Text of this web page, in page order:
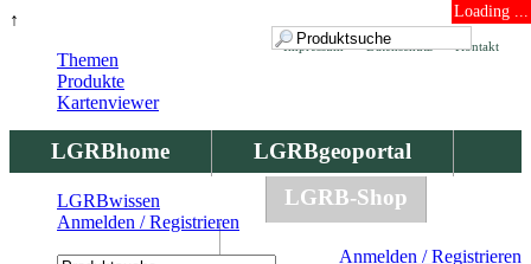
↑ Loading ...
Kontakt
Datenschutz
Impressum
LGRBhome
LGRBgeoportal
LGRBbohrungen
LGRB-Shop
Anmelden / Registrieren
Themen
Produkte
Kartenviewer
LGRBwissen
Anmelden / Registrieren